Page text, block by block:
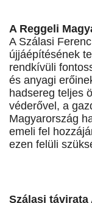
A Reggeli
A Szálasi
újjáépítésének
rendkívüli
és anyagi
hadsereg teljes
véderővel, a
Magyarország
emeli fel
ezen felüli
Szálasi